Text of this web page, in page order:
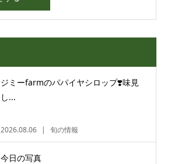
ジミーfarmのパパイヤシロップ❣️味見
し...
2026.08.06 旬の情報
今日の写真